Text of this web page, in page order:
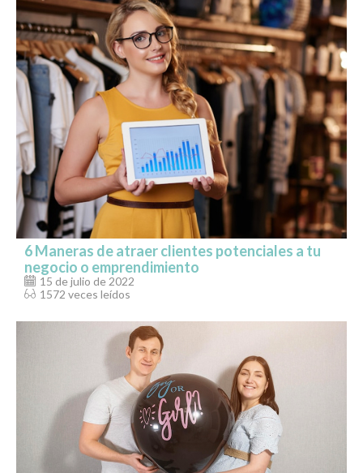
6 Maneras de atraer clientes potenciales a tu
negocio o emprendimiento
15 de julio de 2022
1572 veces leídos